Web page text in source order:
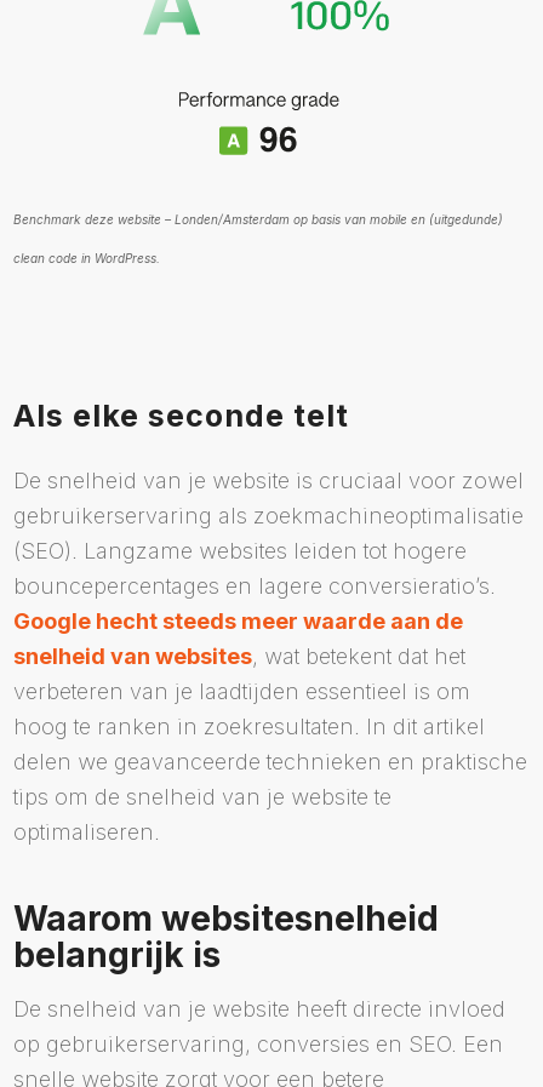
Benchmark deze website – Londen/Amsterdam op basis van mobile en (uitgedunde)
clean code in WordPress.
Als elke seconde telt
De snelheid van je website is cruciaal voor zowel
gebruikerservaring als zoekmachineoptimalisatie
(SEO). Langzame websites leiden tot hogere
bouncepercentages en lagere conversieratio’s.
Google hecht steeds meer waarde aan de
snelheid van websites, wat betekent dat het
verbeteren van je laadtijden essentieel is om
hoog te ranken in zoekresultaten. In dit artikel
delen we geavanceerde technieken en praktische
tips om de snelheid van je website te
optimaliseren.
Waarom websitesnelheid
belangrijk is
De snelheid van je website heeft directe invloed
op gebruikerservaring, conversies en SEO. Een
snelle website zorgt voor een betere